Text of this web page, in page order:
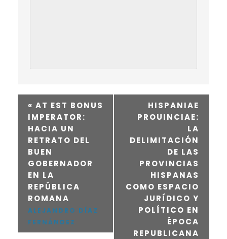
« AT EST BONUS
IMPERATOR:
HACIA UN
RETRATO DEL
BUEN
GOBERNADOR
EN LA
REPÚBLICA
ROMANA
ALEJANDRO DÍAZ
FERNÁNDEZ
HISPANIAE
PROUINCIAE:
LA
DELIMITACIÓN
DE LAS
PROVINCIAS
HISPANAS
COMO ESPACIO
JURÍDICO Y
POLÍTICO EN
ÉPOCA
REPUBLICANA